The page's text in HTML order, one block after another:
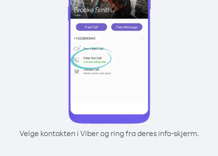
Velge kontakten i Viber og ring fra deres info-skjerm.